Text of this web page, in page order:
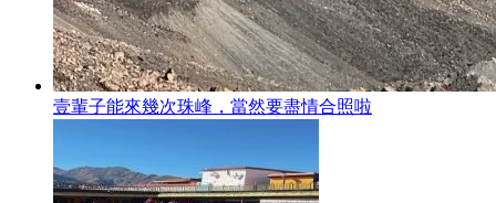
壹輩子能來幾次珠峰，當然要盡情合照啦